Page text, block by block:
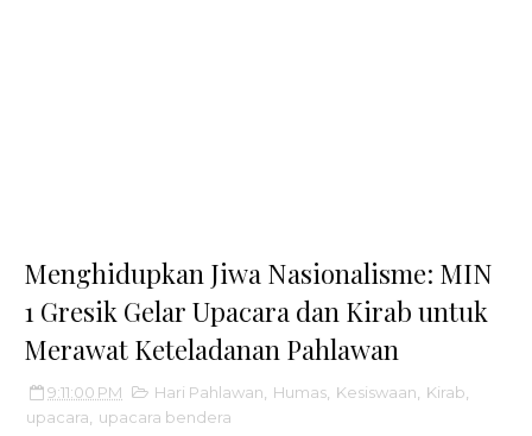
Menghidupkan Jiwa Nasionalisme: MIN
1 Gresik Gelar Upacara dan Kirab untuk
Merawat Keteladanan Pahlawan
9:11:00 PM Hari Pahlawan Humas Kesiswaan Kirab
upacara
upacara bendera